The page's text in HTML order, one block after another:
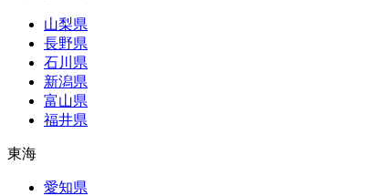
山梨県
長野県
石川県
新潟県
富山県
福井県
東海
愛知県